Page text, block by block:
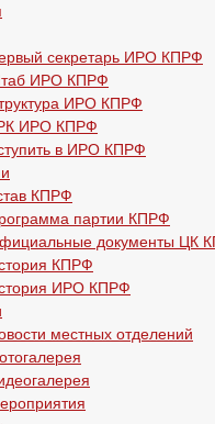
секретарь ИРО КПРФ
ИРО КПРФ
ИРО КПРФ
ИРО КПРФ
в ИРО КПРФ
КПРФ
партии КПРФ
документы ЦК
КПРФ
ИРО КПРФ
местных отделений